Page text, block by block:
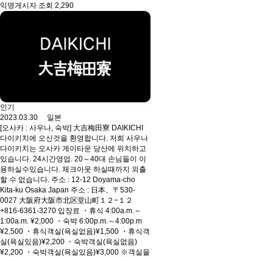
익명게시자 조회 2,290
인기
2023.03.30 일본
[오사카 : 사우나, 숙박] 大吉梅田寮 DAIKICHI
다이키치에 오신것을 환영합니다. 저희 사우나
다이키치는 오사카 게이타운 당산에 위치하고
있습니다. 24시간영업. 20～40대 손님들이 이
용하실수있습니다. 체크아웃 하실때까지 외출
할 수 없습니다. 주소 : 12-12 Doyama-cho
Kita-ku Osaka Japan 주소 : 日本、〒530-
0027 大阪府大阪市北区堂山町１２−１２
+816-6361-3270 입장료 ・휴식 4:00a.m.～
1:00a.m. ¥2,000 ・숙박 6:00p.m.～4:00p.m
¥2,500 ・휴식객실(욕실없음)¥1,500 ・휴식객
실(욕실있음)¥2,200 ・숙박객실(욕실없음)
¥2,200 ・숙박객실(욕실있음)¥3,000 ※객실을